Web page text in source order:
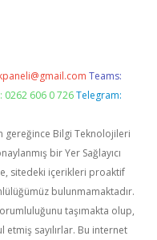
Teams:
0262 606 0 726 Telegram:
gereğince Bilgi Teknolojileri
bir Yer Sağlayıcı
sitedeki içerikleri proaktif
bulunmamaktadır.
taşımakta olup,
sayılırlar. Bu internet